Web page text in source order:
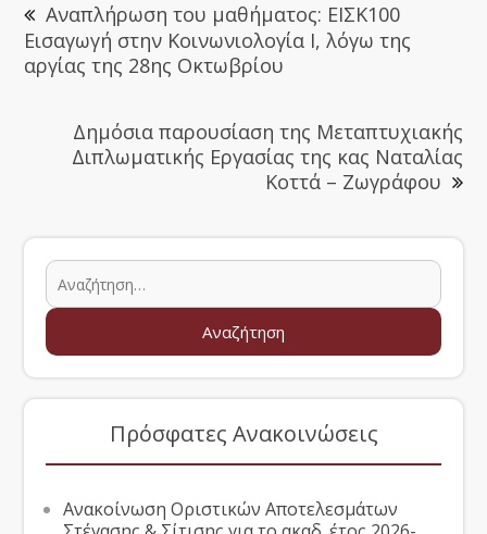
Αναπλήρωση του μαθήματος: ΕΙΣΚ100
Εισαγωγή στην Κοινωνιολογία Ι, λόγω της
αργίας της 28ης Οκτωβρίου
Δημόσια παρουσίαση της Μεταπτυχιακής
Διπλωματικής Εργασίας της κας Ναταλίας
Κοττά – Ζωγράφου
Πρόσφατες Ανακοινώσεις
Ανακοίνωση Οριστικών Αποτελεσμάτων